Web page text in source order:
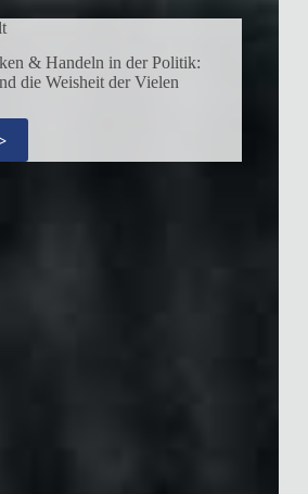
& Handeln in der Politik:
die Weisheit der Vielen